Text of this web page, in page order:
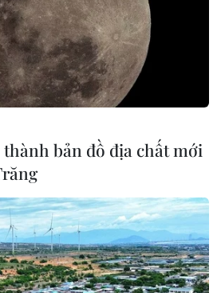
bản đồ địa chất mới